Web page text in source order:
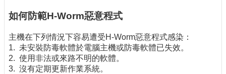
如何防範H-Worm惡意程式
主機在下列情況下容易遭受H-Worm惡意程式感染：
1. 未安裝防毒軟體於電腦主機或防毒軟體已失效。
2. 使用非法或來路不明的軟體。
3. 沒有定期更新作業系統。